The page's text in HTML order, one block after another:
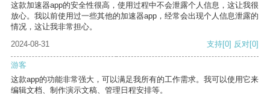
这款加速器app的安全性很高，使用过程中不会泄露个人信息，这让我很
放心。我以前使用过一些其他的加速器app，经常会出现个人信息泄露的
情况，这让我非常担心。
2024-08-31
支持[0] 反对[0]
游客
这款app的功能非常强大，可以满足我所有的工作需求。我可以使用它来
编辑文档、制作演示文稿、管理日程安排等。